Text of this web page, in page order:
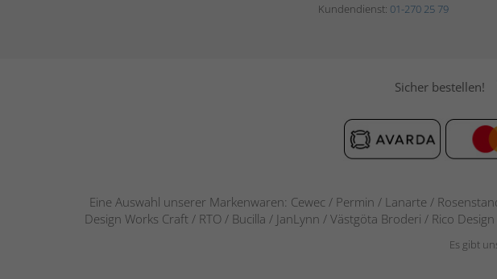
Kundendienst: 01-270 25 79
Sicher bestellen!
Eine Auswahl unserer Markenwaren: Cewec / Permin / Lanarte /
Design Works Craft / RTO / Bucilla / JanLynn / Västgöta Broderi / Rico
Es gibt